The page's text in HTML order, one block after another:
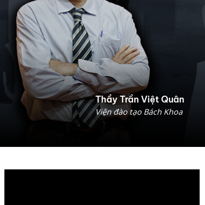
Thầy Trần Việt Quân
Viện đào tạo Bách Khoa